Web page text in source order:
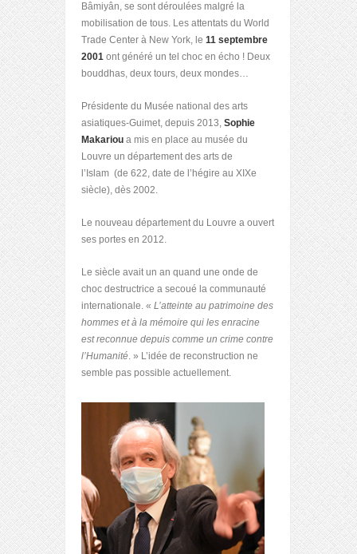
Bâmiyân, se sont déroulées malgré la
mobilisation de tous. Les attentats du World
Trade Center à New York, le 11 septembre
2001 ont généré un tel choc en écho ! Deux
bouddhas, deux tours, deux mondes…
Présidente du Musée national des arts
asiatiques-Guimet, depuis 2013, Sophie
Makariou a mis en place au musée du
Louvre un département des arts de
l’Islam (de 622, date de l’hégire au XIXe
siècle), dès 2002.
Le nouveau département du Louvre a ouvert
ses portes en 2012.
Le siècle avait un an quand une onde de
choc destructrice a secoué la communauté
internationale. « L’atteinte au patrimoine des
hommes et à la mémoire qui les enracine
est reconnue depuis comme un crime contre
l’Humanité. » L’idée de reconstruction ne
semble pas possible actuellement.